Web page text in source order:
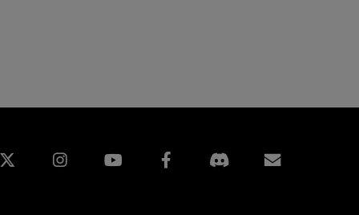
Instagram Facebook